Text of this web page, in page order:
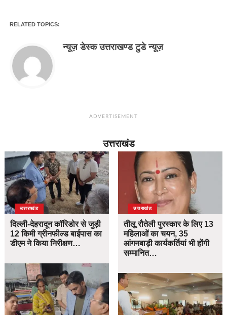
RELATED TOPICS:
न्यूज़ डेस्क उत्तराखण्ड टुडे न्यूज़
ADVERTISEMENT
उत्तराखंड
उत्तराखंड
दिल्ली-देहरादून कॉरिडोर से जुड़ी
12 किमी ग्रीनफील्ड बाईपास का
डीएम ने किया निरीक्षण…
उत्तराखंड
तीलू रौतेली पुरस्कार के लिए 13
महिलाओं का चयन, 35
आंगनबाड़ी कार्यकर्तियां भी होंगी
सम्मानित…